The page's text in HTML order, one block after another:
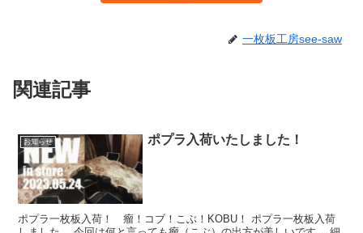
一枚板工房see-saw
関連記事
お知らせ ポプラ入荷いたしました！
ポプラ一枚板入荷！ 瘤！コブ！こぶ！KOBU！ ポプラ一枚板入荷